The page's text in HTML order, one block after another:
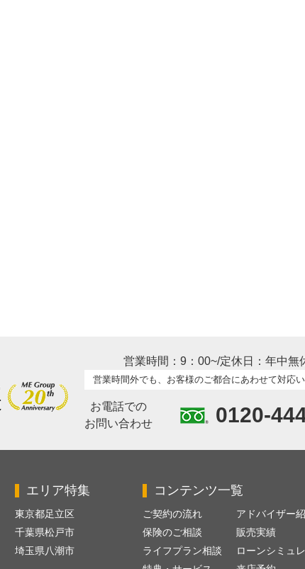
営業時間：9：00~/定休日：年中無
営業時間外でも、お客様のご都合にあわせて対応
お電話での
お問い合わせ
0120-
エリア特集
東京都足立区
千葉県松戸市
埼玉県八潮市
コンテンツ一覧
ご契約の流れ
保険のご相談
ライフプラン相談
アドバイザー
販売実績
ローンシミュ